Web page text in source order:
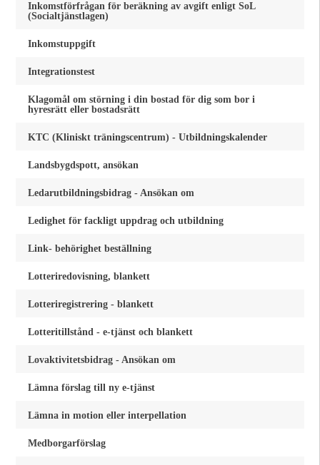
Inkomstförfrågan för beräkning av avgift enligt SoL
(Socialtjänstlagen)
Inkomstuppgift
Integrationstest
Klagomål om störning i din bostad för dig som bor i
hyresrätt eller bostadsrätt
KTC (Kliniskt träningscentrum) - Utbildningskalender
Landsbygdspott, ansökan
Ledarutbildningsbidrag - Ansökan om
Ledighet för fackligt uppdrag och utbildning
Link- behörighet beställning
Lotteriredovisning, blankett
Lotteriregistrering - blankett
Lotteritillstånd - e-tjänst och blankett
Lovaktivitetsbidrag - Ansökan om
Lämna förslag till ny e-tjänst
Lämna in motion eller interpellation
Medborgarförslag